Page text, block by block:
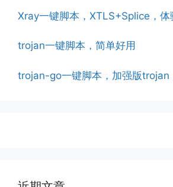
Xray一键脚本，XTLS+Splice，体
trojan一键脚本，简单好用
trojan-go一键脚本，加强版trojan